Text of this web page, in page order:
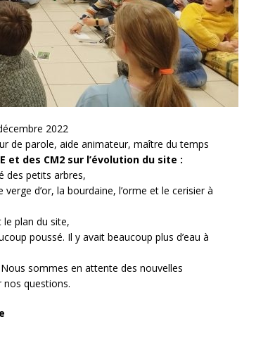
2022
de parole, aide animateur, maître du temps
et des CM2 sur l’évolution du site :
des petits arbres,
d’or, la bourdaine, l’orme et le cerisier à
le plan du site,
poussé. Il y avait beaucoup plus d’eau à
Nous sommes en attente des nouvelles
nos questions.